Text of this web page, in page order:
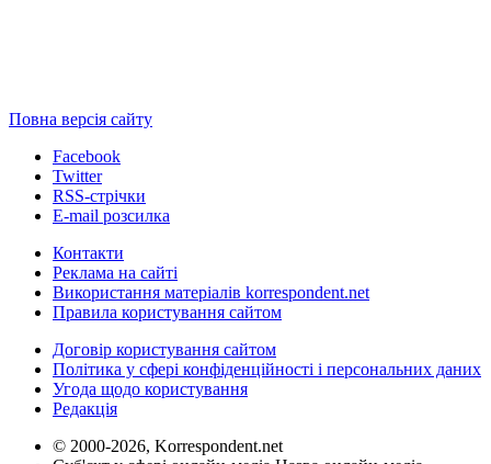
Повна версія сайту
Facebook
Twitter
RSS-стрічки
E-mail розсилка
Контакти
Реклама на сайті
Використання матеріалів korrespondent.net
Правила користування сайтом
Договір користування сайтом
Політика у сфері конфіденційності і персональних даних
Угода щодо користування
Редакція
© 2000-2026, Korrespondent.net